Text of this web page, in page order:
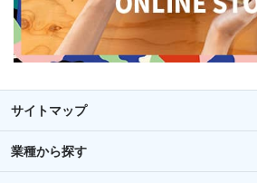
サイトマップ
業種から探す